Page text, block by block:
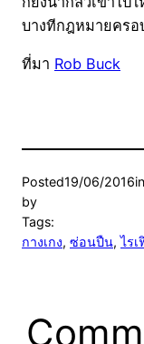
บางทีกฎหมายครอ
ที่มา Rob Buck
Posted19/06/2016in
by
Tags:
กางเกง, ซ่อนปืน, ไรเ